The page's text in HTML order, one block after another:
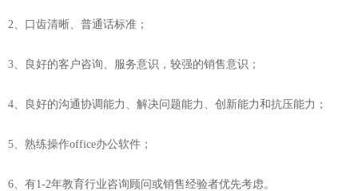
2、口齿清晰、普通话标准；
3、良好的客户咨询、服务意识，较强的销售意识；
4、良好的沟通协调能力、解决问题能力、创新能力和抗压能力；
5、熟练操作office办公软件；
6、有1-2年教育行业咨询顾问或销售经验者优先考虑。